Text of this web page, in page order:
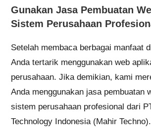
Gunakan Jasa Pembuatan
Sistem Perusahaan
Setelah membaca berbagai manfaat
Anda tertarik menggunakan web
perusahaan. Jika demikian, kami
Anda menggunakan jasa pembuatan
sistem perusahaan profesional dari
Technology Indonesia (Mahir Techno).